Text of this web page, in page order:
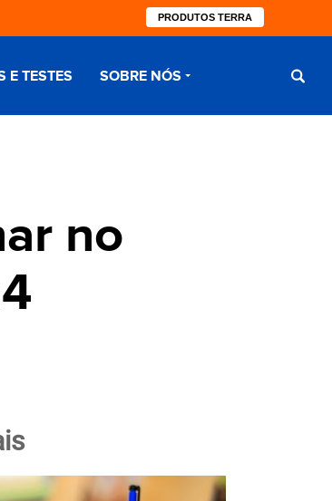
PRODUTOS TERRA
E TESTES SOBRE NÓS
no